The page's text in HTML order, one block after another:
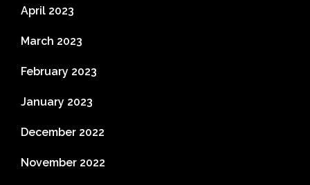
April 2023
March 2023
February 2023
January 2023
December 2022
November 2022